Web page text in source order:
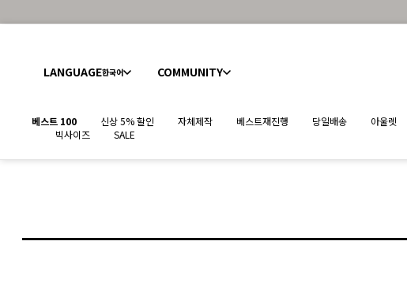
LANGUAGE한국어 COMMUNITY
베스트 100 신상 5% 할인 자체제작 베스트재진행 당일배송 아울렛
빅사이즈
SALE